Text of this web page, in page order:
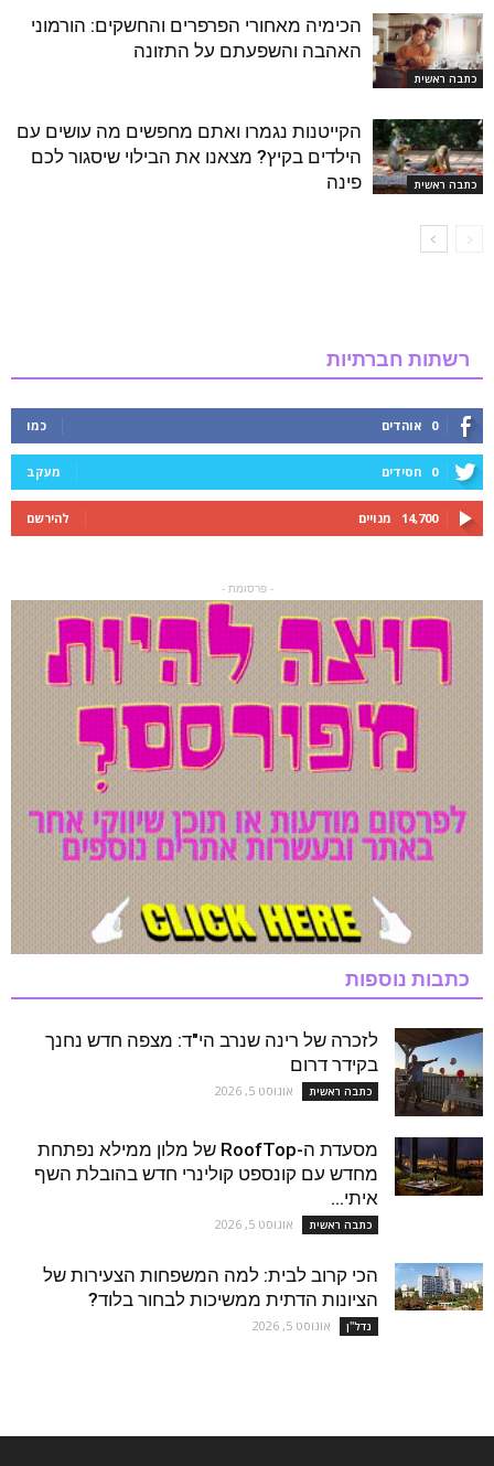
כתבה ראשית
הכימיה מאחורי הפרפרים והחשקים: הורמוני
האהבה והשפעתם על התזונה
כתבה ראשית
הקייטנות נגמרו ואתם מחפשים מה עושים עם
הילדים בקיץ? מצאנו את הבילוי שיסגור לכם
פינה
רשתות חברתיות
0 אוהדים כמו
0 חסידים מעקב
14,700 מנויים להירשם
- פרסומת -
כתבות נוספות
לזכרה של רינה שנרב הי"ד: מצפה חדש נחנך
בקידר דרום
כתבה ראשית אוגוסט 5, 2026
מסעדת ה-RoofTop של מלון ממילא נפתחת
מחדש עם קונספט קולינרי חדש בהובלת השף
איתי...
כתבה ראשית אוגוסט 5, 2026
הכי קרוב לבית: למה המשפחות הצעירות של
הציונות הדתית ממשיכות לבחור בלוד?
נדל''ן אוגוסט 5, 2026